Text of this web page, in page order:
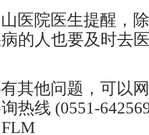
医院医生提醒，
的人也要及时去
其他问题，可以
热线 (0551-